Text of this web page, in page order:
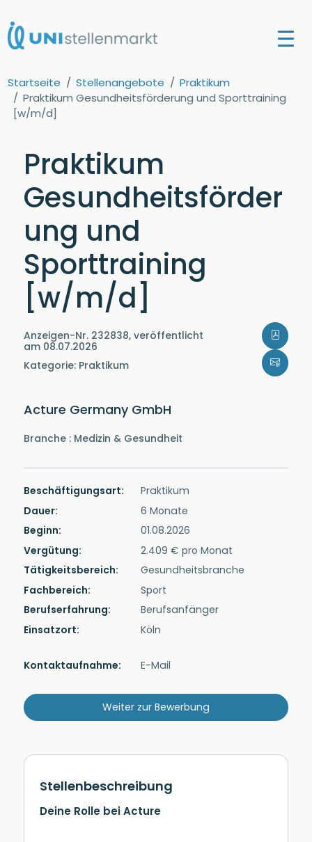
Startseite Stellenangebote
Praktikum
Praktikum Gesundheitsförderung und Sporttraining
[w/m/d]
Praktikum
Gesundheitsförder
ung und
Sporttraining
[w/m/d]
Anzeigen-Nr. 232838, veröffentlicht
am 08.07.2026
Kategorie: Praktikum
Acture Germany GmbH
Branche : Medizin & Gesundheit
Beschäftigungsart:
Praktikum
Dauer:
6 Monate
Beginn:
01.08.2026
Vergütung:
2.409 € pro Monat
Tätigkeitsbereich:
Gesundheitsbranche
Fachbereich:
Sport
Berufserfahrung:
Berufsanfänger
Einsatzort:
Köln
Kontakt­auf­nah­me: E-Mail
Weiter zur Bewerbung
Stellenbeschreibung
Deine Rolle bei Acture